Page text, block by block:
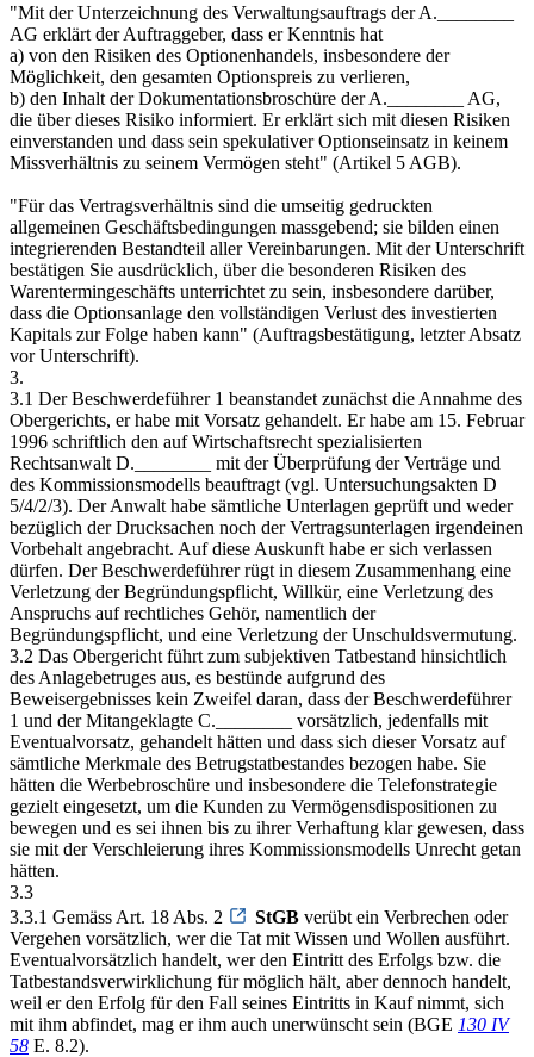
"Mit der Unterzeichnung des Verwaltungsauftrags der A.________
AG erklärt der Auftraggeber, dass er Kenntnis hat
a) von den Risiken des Optionenhandels, insbesondere der
Möglichkeit, den gesamten Optionspreis zu verlieren,
b) den Inhalt der Dokumentationsbroschüre der A.________ AG,
die über dieses Risiko informiert. Er erklärt sich mit diesen Risiken
einverstanden und dass sein spekulativer Optionseinsatz in keinem
Missverhältnis zu seinem Vermögen steht" (Artikel 5 AGB).
"Für das Vertragsverhältnis sind die umseitig gedruckten
allgemeinen Geschäftsbedingungen massgebend; sie bilden einen
integrierenden Bestandteil aller Vereinbarungen. Mit der Unterschrift
bestätigen Sie ausdrücklich, über die besonderen Risiken des
Warentermingeschäfts unterrichtet zu sein, insbesondere darüber,
dass die Optionsanlage den vollständigen Verlust des investierten
Kapitals zur Folge haben kann" (Auftragsbestätigung, letzter Absatz
vor Unterschrift).
3.
3.1 Der Beschwerdeführer 1 beanstandet zunächst die Annahme des
Obergerichts, er habe mit Vorsatz gehandelt. Er habe am 15. Februar
1996 schriftlich den auf Wirtschaftsrecht spezialisierten
Rechtsanwalt D.________ mit der Überprüfung der Verträge und
des Kommissionsmodells beauftragt (vgl. Untersuchungsakten D
5/4/2/3). Der Anwalt habe sämtliche Unterlagen geprüft und weder
bezüglich der Drucksachen noch der Vertragsunterlagen irgendeinen
Vorbehalt angebracht. Auf diese Auskunft habe er sich verlassen
dürfen. Der Beschwerdeführer rügt in diesem Zusammenhang eine
Verletzung der Begründungspflicht, Willkür, eine Verletzung des
Anspruchs auf rechtliches Gehör, namentlich der
Begründungspflicht, und eine Verletzung der Unschuldsvermutung.
3.2 Das Obergericht führt zum subjektiven Tatbestand hinsichtlich
des Anlagebetruges aus, es bestünde aufgrund des
Beweisergebnisses kein Zweifel daran, dass der Beschwerdeführer
1 und der Mitangeklagte C.________ vorsätzlich, jedenfalls mit
Eventualvorsatz, gehandelt hätten und dass sich dieser Vorsatz auf
sämtliche Merkmale des Betrugstatbestandes bezogen habe. Sie
hätten die Werbebroschüre und insbesondere die Telefonstrategie
gezielt eingesetzt, um die Kunden zu Vermögensdispositionen zu
bewegen und es sei ihnen bis zu ihrer Verhaftung klar gewesen, dass
sie mit der Verschleierung ihres Kommissionsmodells Unrecht getan
hätten.
3.3
3.3.1 Gemäss Art. 18 Abs. 2
StGB verübt ein Verbrechen oder
Vergehen vorsätzlich, wer die Tat mit Wissen und Wollen ausführt.
Eventualvorsätzlich handelt, wer den Eintritt des Erfolgs bzw. die
Tatbestandsverwirklichung für möglich hält, aber dennoch handelt,
weil er den Erfolg für den Fall seines Eintritts in Kauf nimmt, sich
mit ihm abfindet, mag er ihm auch unerwünscht sein (BGE 130 IV
58 E. 8.2).